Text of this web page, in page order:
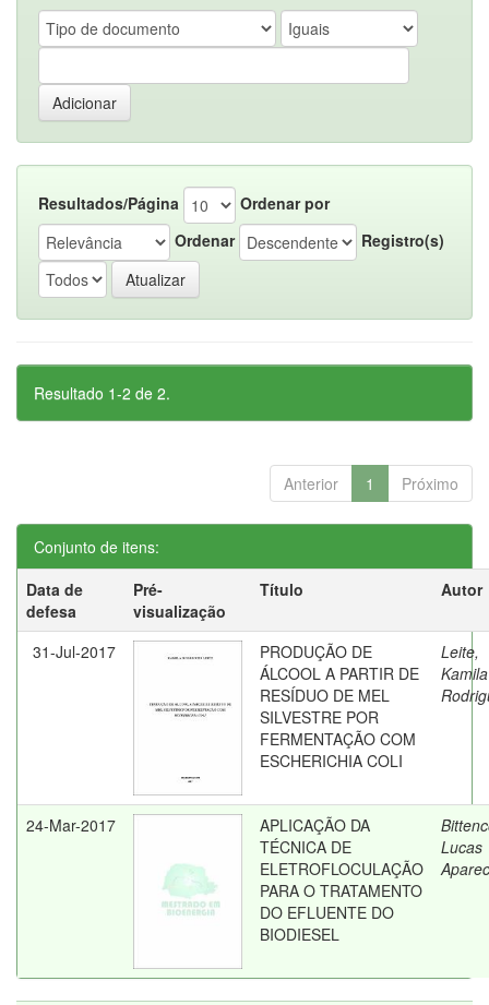
Resultados/Página
Ordenar por
Ordenar
Registro(s)
Resultado 1-2 de 2.
Anterior 1 Próximo
Conjunto de itens:
Data de
defesa
Pré-
visualização
Título Autor
31-Jul-2017
PRODUÇÃO DE
ÁLCOOL A PARTIR DE
RESÍDUO DE MEL
SILVESTRE POR
FERMENTAÇÃO COM
ESCHERICHIA COLI
Leite,
Kamila
24-Mar-2017
APLICAÇÃO DA
TÉCNICA DE
ELETROFLOCULAÇÃO
PARA O TRATAMENTO
DO EFLUENTE DO
BIODIESEL
Lucas